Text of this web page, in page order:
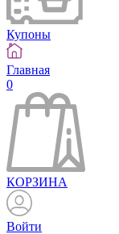
Купоны
Главная
0
КОРЗИНА
Войти